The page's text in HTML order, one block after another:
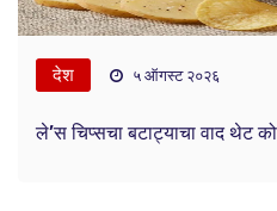
देश ५ ऑगस्ट २०२६
ले’स चिप्सचा बटाट्याचा वाद थेट